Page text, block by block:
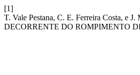
[1]
T. Vale Pestana, C. E. Ferreira Costa,
DECORRENTE DO ROMPIMENTO